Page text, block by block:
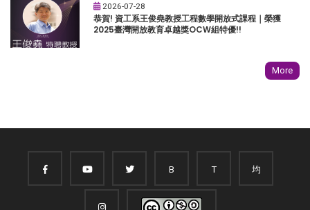
2026-07-28
恭賀! 資工系王俊堯教授工程數學開放式課程｜榮獲
2025臺灣開放教育卓越獎OCW組特優!!
More
B T 均